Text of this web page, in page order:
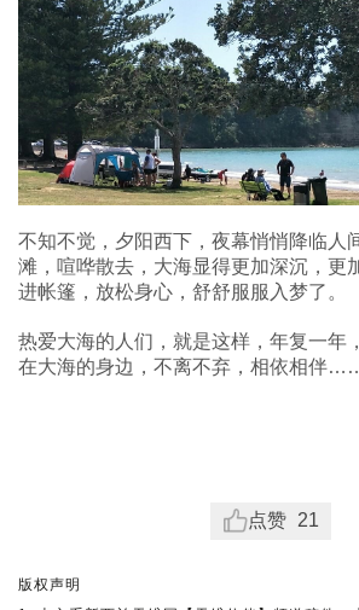
不知不觉，夕阳西下，夜幕悄悄降临人
滩，喧哗散去，大海显得更加深沉，更
进帐篷，放松身心，舒舒服服入梦了。
热爱大海的人们，就是这样，年复一年
在大海的身边，不离不弃，相依相伴
点赞 21
版权声明